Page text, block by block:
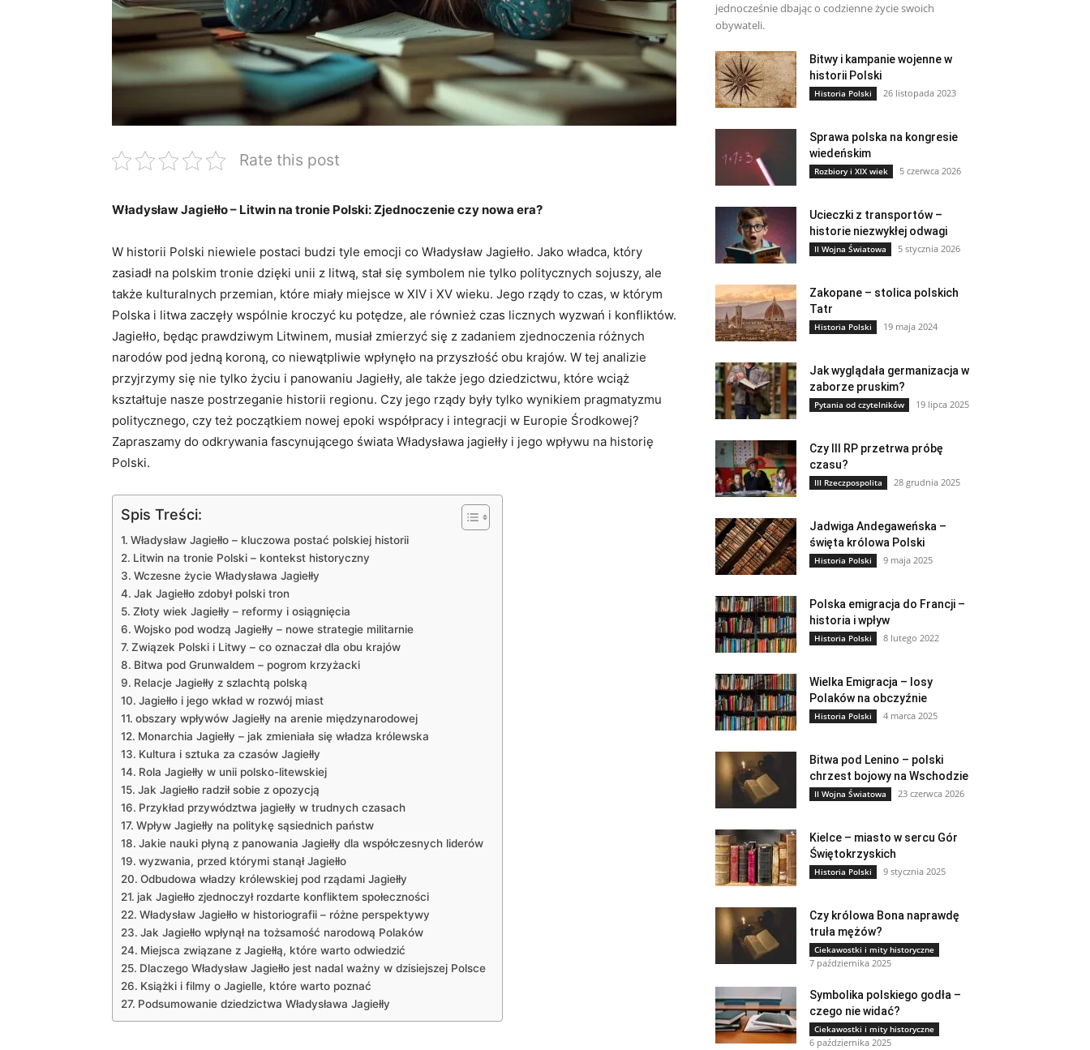
Rate this post
Władysław Jagiełło – Litwin na tronie Polski: Zjednoczenie czy nowa era?
W historii Polski niewiele postaci budzi tyle emocji co Władysław Jagiełło. Jako władca, który
zasiadł na polskim tronie dzięki unii z litwą, stał się symbolem nie tylko politycznych sojuszy, ale
także kulturalnych przemian, które miały miejsce w XIV i XV wieku. Jego rządy to czas, w którym
Polska i litwa zaczęły wspólnie kroczyć ku potędze, ale również czas licznych wyzwań i konfliktów.
Jagiełło, będąc prawdziwym Litwinem, musiał zmierzyć się z zadaniem zjednoczenia różnych
narodów pod jedną koroną, co niewątpliwie wpłynęło na przyszłość obu krajów. W tej analizie
przyjrzymy się nie tylko życiu i panowaniu Jagiełły, ale także jego dziedzictwu, które wciąż
kształtuje nasze postrzeganie historii regionu. Czy jego rządy były tylko wynikiem pragmatyzmu
politycznego, czy też początkiem nowej epoki współpracy i integracji w Europie Środkowej?
Zapraszamy do odkrywania fascynującego świata Władysława jagiełły i jego wpływu na historię
Polski.
Spis Treści:
Władysław Jagiełło – kluczowa postać polskiej historii
Litwin na tronie Polski – kontekst historyczny
Wczesne życie Władysława Jagiełły
Jak Jagiełło zdobył polski tron
Złoty wiek Jagiełły – reformy i osiągnięcia
Wojsko pod wodzą Jagiełły – nowe strategie militarnie
Związek Polski i Litwy – co oznaczał dla obu krajów
Bitwa pod Grunwaldem – pogrom krzyżacki
Relacje Jagiełły z szlachtą polską
Jagiełło i jego wkład w rozwój miast
obszary wpływów Jagiełły na arenie międzynarodowej
Monarchia Jagiełły – jak zmieniała się władza królewska
Kultura i sztuka za czasów Jagiełły
Rola Jagiełły w unii polsko-litewskiej
Jak Jagiełło radził sobie z opozycją
Przykład przywództwa jagiełły w trudnych czasach
Wpływ Jagiełły na politykę sąsiednich państw
Jakie nauki płyną z panowania Jagiełły dla współczesnych liderów
wyzwania, przed którymi stanął Jagiełło
Odbudowa władzy królewskiej pod rządami Jagiełły
jak Jagiełło zjednoczył rozdarte konfliktem społeczności
Władysław Jagiełło w historiografii – różne perspektywy
Jak Jagiełło wpłynął na tożsamość narodową Polaków
Miejsca związane z Jagiełłą, które warto odwiedzić
Dlaczego Władysław Jagiełło jest nadal ważny w dzisiejszej Polsce
Książki i filmy o Jagielle, które warto poznać
Podsumowanie dziedzictwa Władysława Jagiełły
jednocześnie dbając o codzienne życie swoich
obywateli.
Bitwy i kampanie wojenne w
historii Polski
Historia Polski 26 listopada 2023
Sprawa polska na kongresie
wiedeńskim
Rozbiory i XIX wiek 5 czerwca 2026
Ucieczki z transportów –
historie niezwykłej odwagi
II Wojna Światowa 5 stycznia 2026
Zakopane – stolica polskich
Tatr
Historia Polski 19 maja 2024
Jak wyglądała germanizacja w
zaborze pruskim?
Pytania od czytelników 19 lipca 2025
Czy III RP przetrwa próbę
czasu?
III Rzeczpospolita 28 grudnia 2025
Jadwiga Andegaweńska –
święta królowa Polski
Historia Polski 9 maja 2025
Polska emigracja do Francji –
historia i wpływ
Historia Polski 8 lutego 2022
Wielka Emigracja – losy
Polaków na obczyźnie
Historia Polski 4 marca 2025
Bitwa pod Lenino – polski
chrzest bojowy na Wschodzie
II Wojna Światowa 23 czerwca 2026
Kielce – miasto w sercu Gór
Świętokrzyskich
Historia Polski 9 stycznia 2025
Czy królowa Bona naprawdę
truła mężów?
Ciekawostki i mity historyczne
7 października 2025
Symbolika polskiego godła –
czego nie widać?
Ciekawostki i mity historyczne
6 października 2025